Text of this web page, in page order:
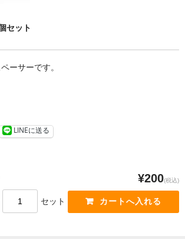
セット
ーサーです。
LINEに送る
¥200(税込)
セット